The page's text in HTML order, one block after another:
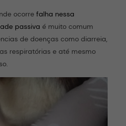
ocorre falha nessa
passiva é muito comum
de doenças como diarreia,
respiratórias e até mesmo